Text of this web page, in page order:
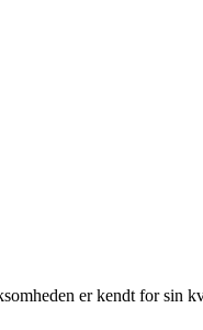
er kendt for sin